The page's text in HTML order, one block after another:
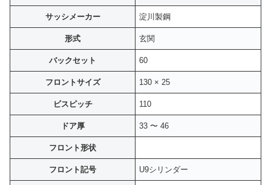
サッシメーカー 淀川製鋼
形式 玄関
バックセット 60
フロントサイズ 130 × 25
ビスピッチ 110
ドア厚 33 〜 46
フロント形状
フロント記号 U9シリンダー